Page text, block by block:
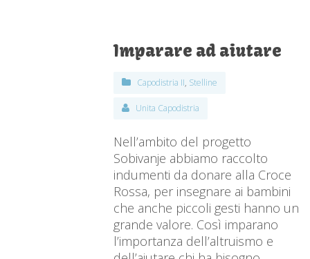
Imparare ad aiutare
Capodistria II, Stelline
Unita Capodistria
Nell’ambito del progetto
Sobivanje abbiamo raccolto
indumenti da donare alla Croce
Rossa, per insegnare ai bambini
che anche piccoli gesti hanno un
grande valore. Così imparano
l’importanza dell’altruismo e